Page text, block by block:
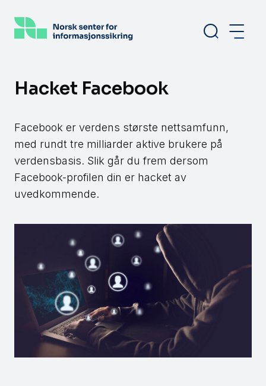
hovedinnhold
Hacket Facebook
Facebook er verdens største nettsamfunn,
med rundt tre milliarder aktive brukere på
verdensbasis. Slik går du frem dersom
Facebook-profilen din er hacket av
uvedkommende.